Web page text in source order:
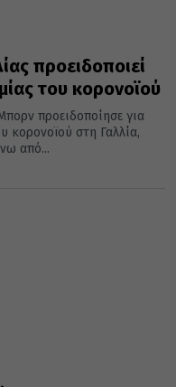
προειδοποιεί
του κορονοϊού
προειδοποίησε για
κορονοϊού στη Γαλλία,
από...